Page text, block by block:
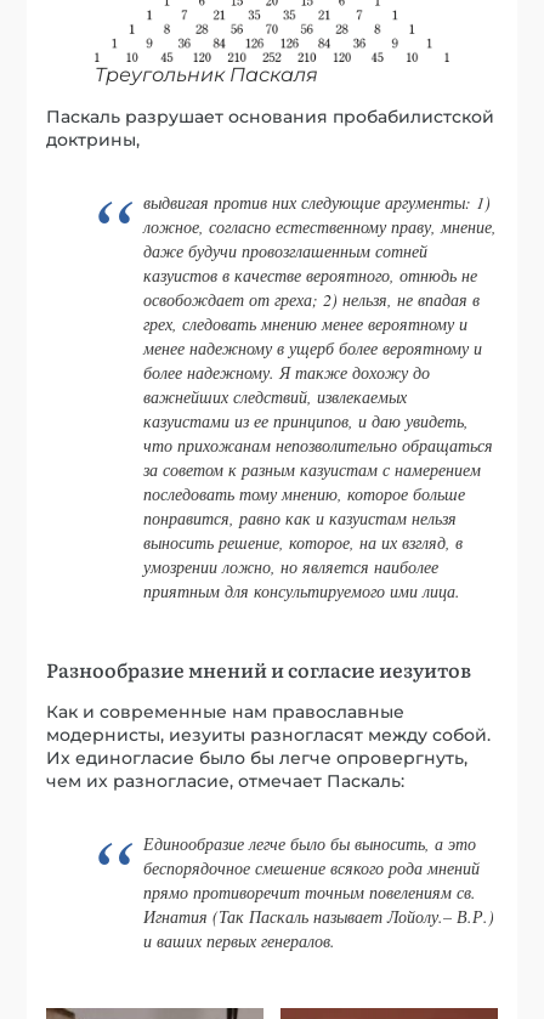
Треугольник Паскаля
Паскаль разрушает основания пробабилистской
доктрины,
выдвигая против них следующие аргументы: 1)
ложное, согласно естественному праву, мнение,
даже будучи провозглашенным сотней
казуистов в качестве вероятного, отнюдь не
освобождает от греха; 2) нельзя, не впадая в
грех, следовать мнению менее вероятному и
менее надежному в ущерб более вероятному и
более надежному. Я также дохожу до
важнейших следствий, извлекаемых
казуистами из ее принципов, и даю увидеть,
что прихожанам непозволительно обращаться
за советом к разным казуистам с намерением
последовать тому мнению, которое больше
понравится, равно как и казуистам нельзя
выносить решение, которое, на их взгляд, в
умозрении ложно, но является наиболее
приятным для консультируемого ими лица.
Разнообразие мнений и согласие иезуитов
Как и современные нам православные
модернисты, иезуиты разногласят между собой.
Их единогласие было бы легче опровергнуть,
чем их разногласие, отмечает Паскаль:
Единообразие легче было бы выносить, а это
беспорядочное смешение всякого рода мнений
прямо противоречит точным повелениям св.
Игнатия (Так Паскаль называет Лойолу.– В.Р.)
и ваших первых генералов.